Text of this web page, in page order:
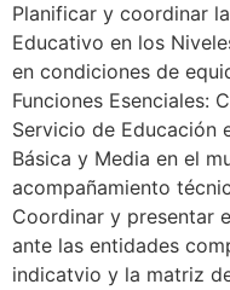
Planificar y coordinar
Educativo en los
en condiciones de
Funciones Esenciales:
Servicio de Educación
Básica y Media en el
acompañamiento
Coordinar y presentar
ante las entidades
indicatvio y la matriz